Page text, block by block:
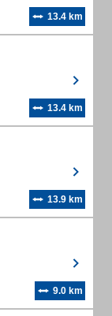
13.4 km
13.4 km
13.9 km
9.0 km